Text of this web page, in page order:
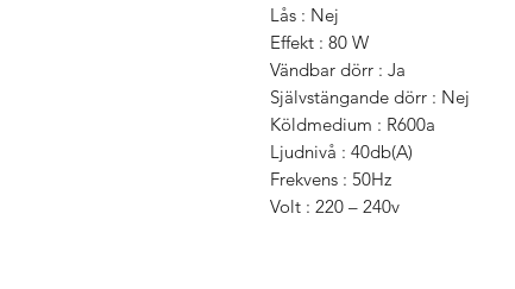
Lås : Nej
Effekt : 80 W
Vändbar dörr : Ja
Självstängande dörr : Nej
Köldmedium : R600a
Ljudnivå : 40db(A)
Frekvens : 50Hz
Volt : 220 – 240v